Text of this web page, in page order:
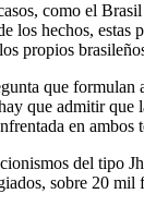
como el
los hechos,
propios
que formulan
que admitir que
en
del tipo
sobre 20 mil